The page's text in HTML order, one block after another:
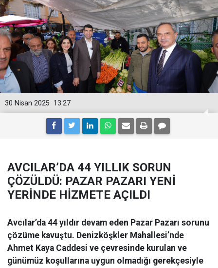
13:27
30 Nisan 2025
AVCILAR’DA 44 YILLIK SORUN
ÇÖZÜLDÜ: PAZAR PAZARI YENİ
YERİNDE HİZMETE AÇILDI
Avcılar’da 44 yıldır devam eden Pazar Pazarı sorunu
çözüme kavuştu. Denizköşkler Mahallesi’nde
Ahmet Kaya Caddesi ve çevresinde kurulan ve
günümüz koşullarına uygun olmadığı gerekçesiyle